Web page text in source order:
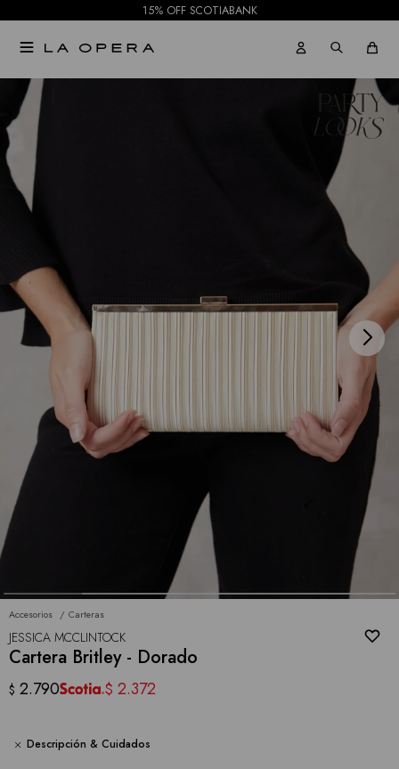
15% OFF SCOTIABANK

Accesorios Carteras
JESSICA MCCLINTOCK
Cartera Britley - Dorado
$ 2.790 $ 2.372
Descripción & Cuidados